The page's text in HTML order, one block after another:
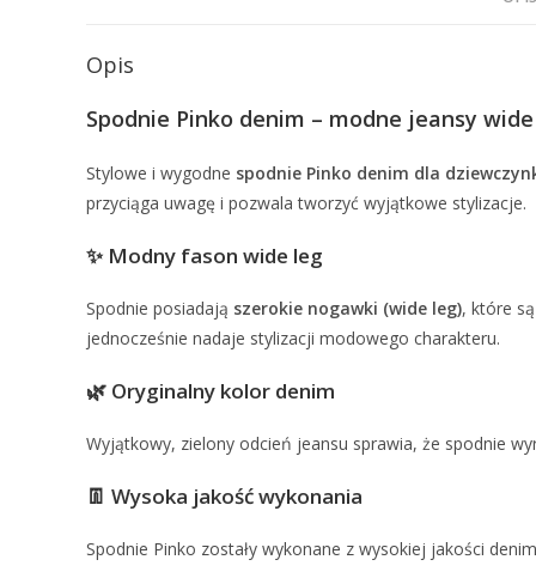
Opis
Spodnie Pinko denim – modne jeansy
Stylowe i wygodne spodnie Pinko denim dla
przyciąga uwagę i pozwala tworzyć wyjątkowe stylizacje.
✨ Modny fason wide leg
Spodnie posiadają szerokie nogawki (wide leg), które
jednocześnie nadaje stylizacji modowego charakteru.
🌿 Oryginalny kolor denim
Wyjątkowy, zielony odcień jeansu sprawia, że spodnie
👖 Wysoka jakość wykonania
Spodnie Pinko zostały wykonane z wysokiej jakości